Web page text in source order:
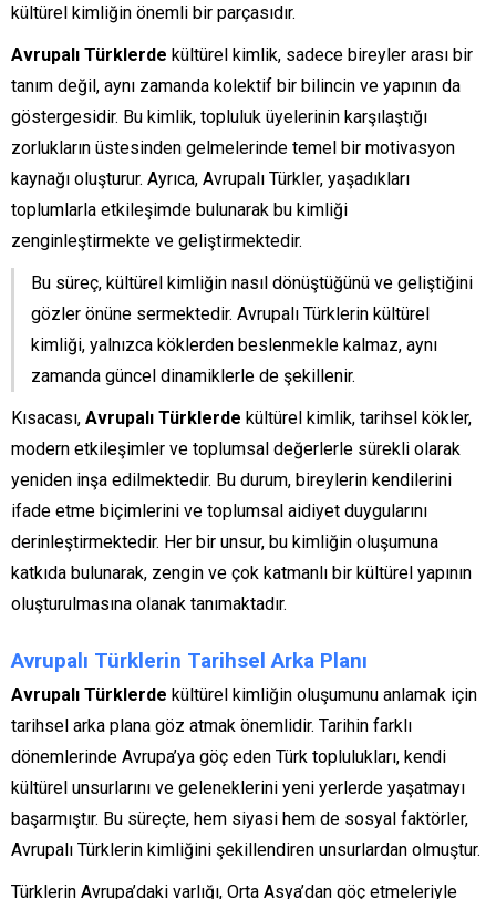
kültürel kimliğin önemli bir parçasıdır.
Avrupalı Türklerde kültürel kimlik, sadece bireyler arası bir
tanım değil, aynı zamanda kolektif bir bilincin ve yapının da
göstergesidir. Bu kimlik, topluluk üyelerinin karşılaştığı
zorlukların üstesinden gelmelerinde temel bir motivasyon
kaynağı oluşturur. Ayrıca, Avrupalı Türkler, yaşadıkları
toplumlarla etkileşimde bulunarak bu kimliği
zenginleştirmekte ve geliştirmektedir.
Bu süreç, kültürel kimliğin nasıl dönüştüğünü ve geliştiğini
gözler önüne sermektedir. Avrupalı Türklerin kültürel
kimliği, yalnızca köklerden beslenmekle kalmaz, aynı
zamanda güncel dinamiklerle de şekillenir.
Kısacası, Avrupalı Türklerde kültürel kimlik, tarihsel kökler,
modern etkileşimler ve toplumsal değerlerle sürekli olarak
yeniden inşa edilmektedir. Bu durum, bireylerin kendilerini
ifade etme biçimlerini ve toplumsal aidiyet duygularını
derinleştirmektedir. Her bir unsur, bu kimliğin oluşumuna
katkıda bulunarak, zengin ve çok katmanlı bir kültürel yapının
oluşturulmasına olanak tanımaktadır.
Avrupalı Türklerin Tarihsel Arka Planı
Avrupalı Türklerde kültürel kimliğin oluşumunu anlamak için
tarihsel arka plana göz atmak önemlidir. Tarihin farklı
dönemlerinde Avrupa’ya göç eden Türk toplulukları, kendi
kültürel unsurlarını ve geleneklerini yeni yerlerde yaşatmayı
başarmıştır. Bu süreçte, hem siyasi hem de sosyal faktörler,
Avrupalı Türklerin kimliğini şekillendiren unsurlardan olmuştur.
Türklerin Avrupa’daki varlığı, Orta Asya’dan göç etmeleriyle